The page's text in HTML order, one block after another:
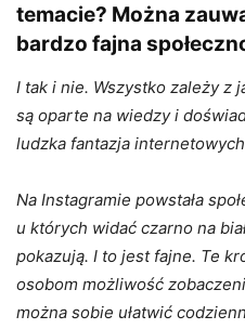
temacie? Można
bardzo fajna
I tak i nie. Wszystko zależy z
są oparte na wiedzy i
ludzka fantazja
Na Instagramie powstała
u których widać czarno na
pokazują. I to jest fajne. Te
osobom możliwość
można sobie ułatwić